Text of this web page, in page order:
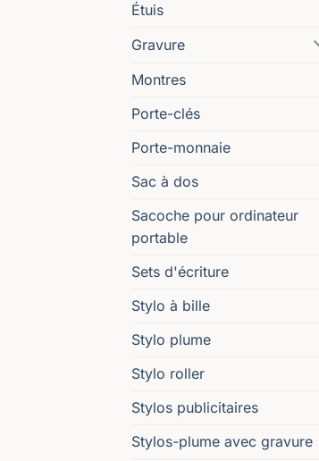
Étuis
Gravure
Montres
Porte-clés
Porte-monnaie
Sac à dos
Sacoche pour ordinateur
portable
Sets d'écriture
Stylo à bille
Stylo plume
Stylo roller
Stylos publicitaires
Stylos-plume avec gravure